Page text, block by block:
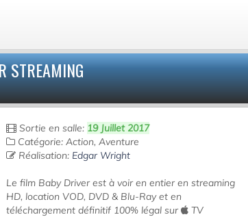
STREAMING
Sortie en salle: 19 Juillet 2017
Catégorie: Action, Aventure
Réalisation: Edgar Wright
Le film Baby Driver est à voir en entier en streaming
HD, location VOD, DVD & Blu-Ray et en
téléchargement définitif 100% légal sur
TV